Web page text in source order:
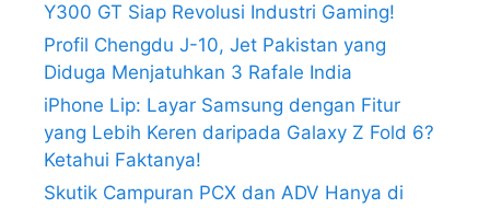
Y300 GT Siap Revolusi Industri Gaming!
Profil Chengdu J-10, Jet Pakistan yang
Diduga Menjatuhkan 3 Rafale India
iPhone Lip: Layar Samsung dengan Fitur
yang Lebih Keren daripada Galaxy Z Fold 6?
Ketahui Faktanya!
Skutik Campuran PCX dan ADV Hanya di